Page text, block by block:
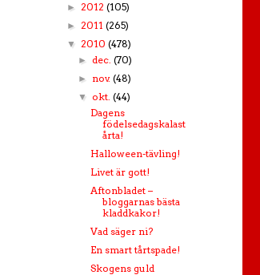
► 2012 (105)
► 2011 (265)
▼ 2010 (478)
► dec.(70)
► nov.(48)
▼ okt.(44)
Dagens
födelsedagskalast
årta!
Halloween-tävling!
Livet är gott!
Aftonbladet –
bloggarnas bästa
kladdkakor!
Vad säger ni?
En smart tårtspade!
Skogens guld